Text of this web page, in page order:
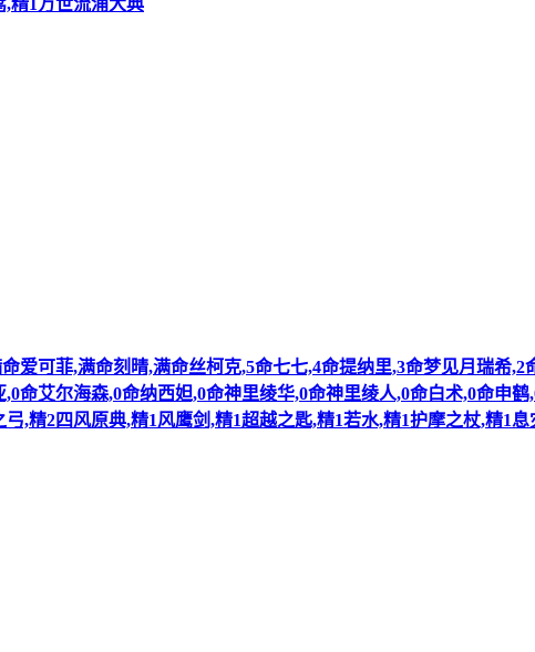
爱可菲,满命刻晴,满命丝柯克,5命七七,4命提纳里,3命梦见月瑞希
命艾尔海森,0命纳西妲,0命神里绫华,0命神里绫人,0命白术,0命申
,精2四风原典,精1风鹰剑,精1超越之匙,精1若水,精1护摩之杖,精1